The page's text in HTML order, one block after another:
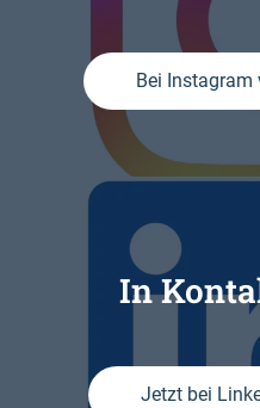
Bei Instagram
In
Jetzt bei